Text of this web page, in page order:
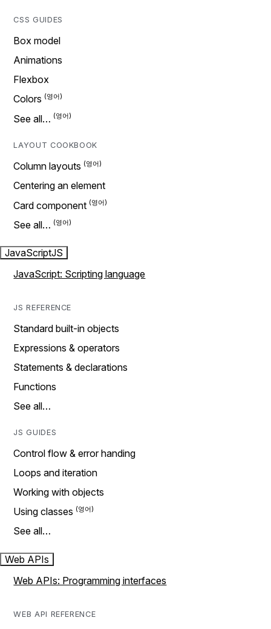
CSS GUIDES
Box model
Animations
Flexbox
Colors
See all…
LAYOUT COOKBOOK
Column layouts
Centering an element
Card component
See all…
JavaScriptJS
JavaScript: Scripting language
JS REFERENCE
Standard built-in objects
Expressions & operators
Statements & declarations
Functions
See all…
JS GUIDES
Control flow & error handing
Loops and iteration
Working with objects
Using classes
See all…
Web APIs
Web APIs: Programming interfaces
WEB API REFERENCE